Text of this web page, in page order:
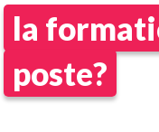
la
poste?